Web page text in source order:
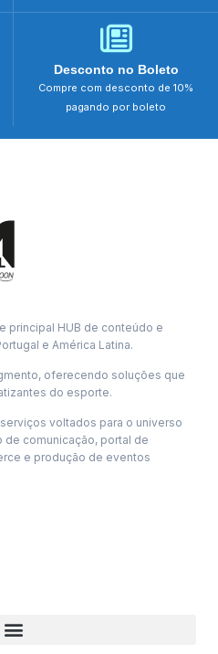
Desconto no Boleto
Compre com desconto de 10%
pagando por boleto
principal HUB de conteúdo e
e América Latina.
oferecendo soluções que
do esporte.
voltados para o universo
de comunicação, portal de
e produção de eventos